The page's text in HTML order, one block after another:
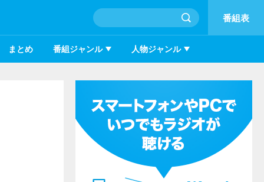
番組表
まとめ 番組ジャンル 人物ジャンル